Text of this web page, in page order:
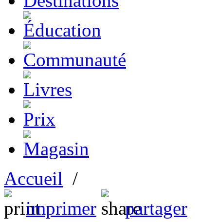
Accueil /
imprimer
partager